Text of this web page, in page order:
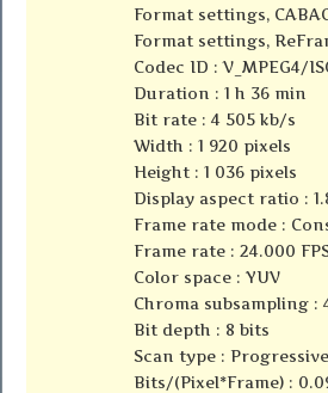
Format settings,
Format settings,
Codec ID : V_MPEG4/
Duration : 1 h 36 min
Bit rate : 4 505 kb/s
Width : 1 920 pixels
Height : 1 036 pixels
Display aspect ratio :
Frame rate mode :
Frame rate : 24.000
Color space : YUV
Chroma subsampling :
Bit depth : 8 bits
Scan type : Progressive
Bits/(Pixel*Frame) :